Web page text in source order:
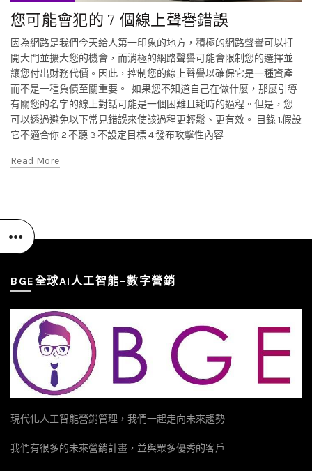
您可能會犯的 7 個線上聲譽錯誤
因為網路是我們今天給人第一印象的地方，積極的網路聲譽可以打
開大門並擴大您的機會，而消極的網路聲譽可能會限制您的選擇並
讓您付出財務代價。因此，控制您的線上聲譽以確保它是一種資產
而不是一種負債至關重要。 如果您不知道自己在做什麼，那麼引導
有關您的名字的線上對話可能是一個困難且耗時的過程。但是，您
可以透過避免以下常見錯誤來使該過程更輕鬆、更有效。 目錄 1.假設
它不適合你 2.不聽 3.不設定目標 4.發布攻擊性內容
Read More
BGE全球AI人工智能–數字營銷
現代化人工智能營銷管理，我們一起走向未來趨勢
我們有很多的未來營銷計畫，並與眾多優秀的客戶